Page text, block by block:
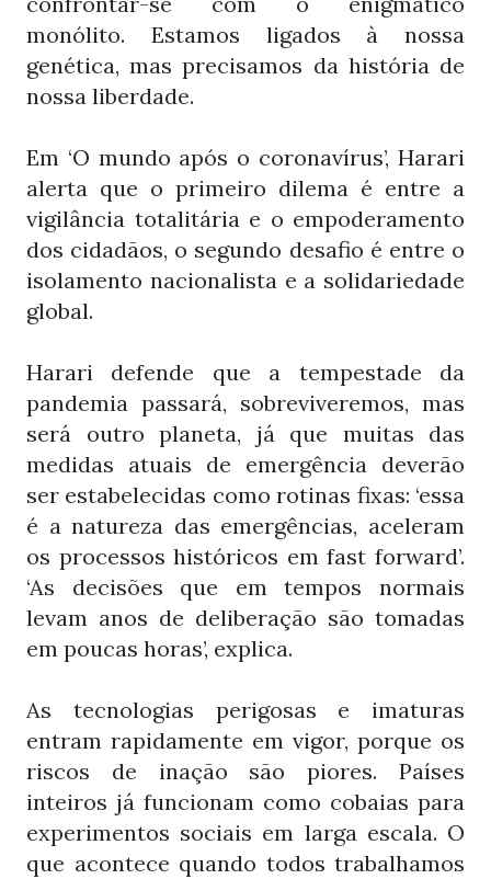
monólito. Estamos ligados à nossa
genética, mas precisamos da história de
nossa liberdade.
Em ‘O mundo após o coronavírus’, Harari
alerta que o primeiro dilema é entre a
vigilância totalitária e o empoderamento
dos cidadãos, o segundo desafio é entre o
isolamento nacionalista e a solidariedade
global.
Harari defende que a tempestade da
pandemia passará, sobreviveremos, mas
será outro planeta, já que muitas das
medidas atuais de emergência deverão
ser estabelecidas como rotinas fixas: ‘essa
é a natureza das emergências, aceleram
os processos históricos em fast forward’.
‘As decisões que em tempos normais
levam anos de deliberação são tomadas
em poucas horas’, explica.
As tecnologias perigosas e imaturas
entram rapidamente em vigor, porque os
riscos de inação são piores. Países
inteiros já funcionam como cobaias para
experimentos sociais em larga escala. O
que acontece quando todos trabalhamos